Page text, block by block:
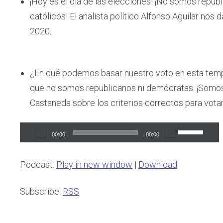
católicos! El analista político Alfonso Aguilar nos
2020.
¿En qué podemos basar nuestro voto en esta
que no somos republicanos ni demócratas.
Castaneda sobre los criterios correctos para
Player
00:00 00:00
Use
Up/Down
Podcast: Play in new window | Download
Subscribe: RSS